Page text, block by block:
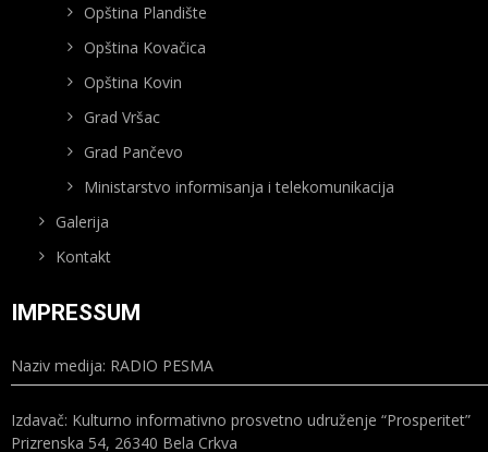
Opština Plandište
Opština Kovačica
Opština Kovin
Grad Vršac
Grad Pančevo
Ministarstvo informisanja i telekomunikacija
Galerija
Kontakt
IMPRESSUM
Naziv medija: RADIO PESMA
Izdavač: Kulturno informativno prosvetno udruženje “Prosperitet”
Prizrenska 54, 26340 Bela Crkva